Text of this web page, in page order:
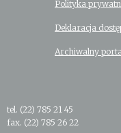
Polityka
Deklaracja
Archiwalny
tel. (22) 785 21 45
fax. (22) 785 26 22